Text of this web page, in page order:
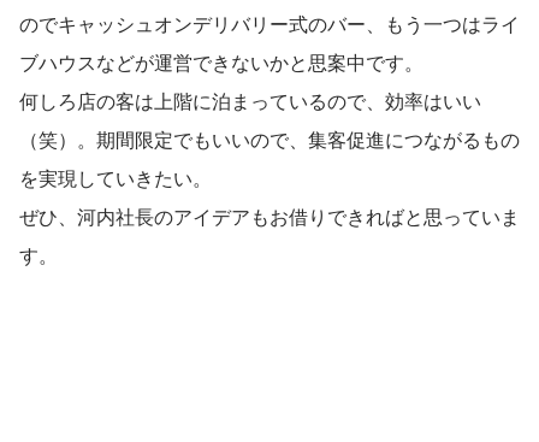
のでキャッシュオンデリバリー式のバー、もう一つはライ
ブハウスなどが運営できないかと思案中です。
何しろ店の客は上階に泊まっているので、効率はいい
（笑）。期間限定でもいいので、集客促進につながるもの
を実現していきたい。
ぜひ、河内社長のアイデアもお借りできればと思っていま
す。